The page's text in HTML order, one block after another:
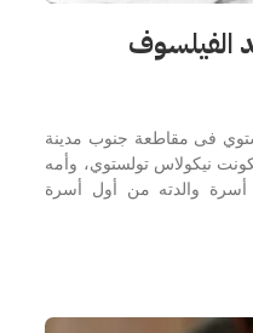
الفيلسوف
فى مقاطعة جنوب مدينة
هو الكونت نيكولاس تولستوي، وأمه
أسرة والدته من أول أسرة